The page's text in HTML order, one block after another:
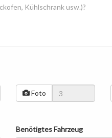
Foto
Benötigtes Fahrzeug